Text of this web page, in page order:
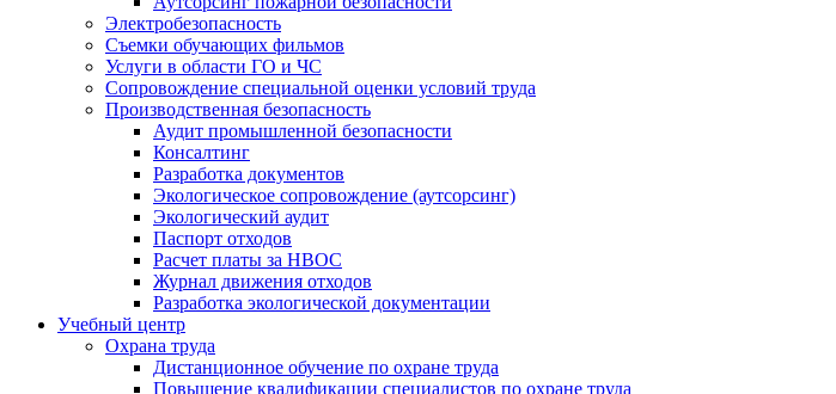
Электробезопасность
Съемки обучающих фильмов
Услуги в области ГО и ЧС
Сопровождение специальной оценки условий труда
Производственная безопасность
Аудит промышленной безопасности
Консалтинг
Разработка документов
Экологическое сопровождение (аутсорсинг)
Экологический аудит
Паспорт отходов
Расчет платы за НВОС
Журнал движения отходов
Разработка экологической документации
Учебный центр
Охрана труда
Дистанционное обучение по охране труда
Повышение квалификации специалистов по охране труда